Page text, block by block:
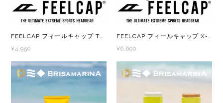
¥4,950 ¥6,600